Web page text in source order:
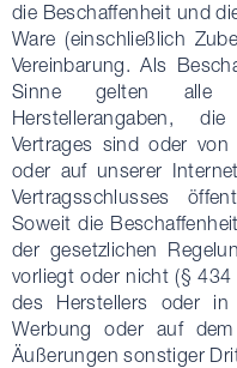
die Beschaffenheit und
Ware (einschließlich
Vereinbarung. Als
Sinne gelten alle
Herstellerangaben,
Vertrages sind oder
oder auf unserer
Vertragsschlusses
Soweit die
der gesetzlichen
vorliegt oder nicht (§
des Herstellers oder
Werbung oder auf
Äußerungen sonstiger